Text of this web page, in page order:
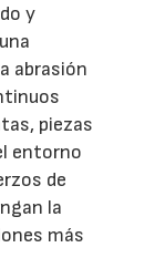
y
abrasión
piezas
entorno
de
la
más